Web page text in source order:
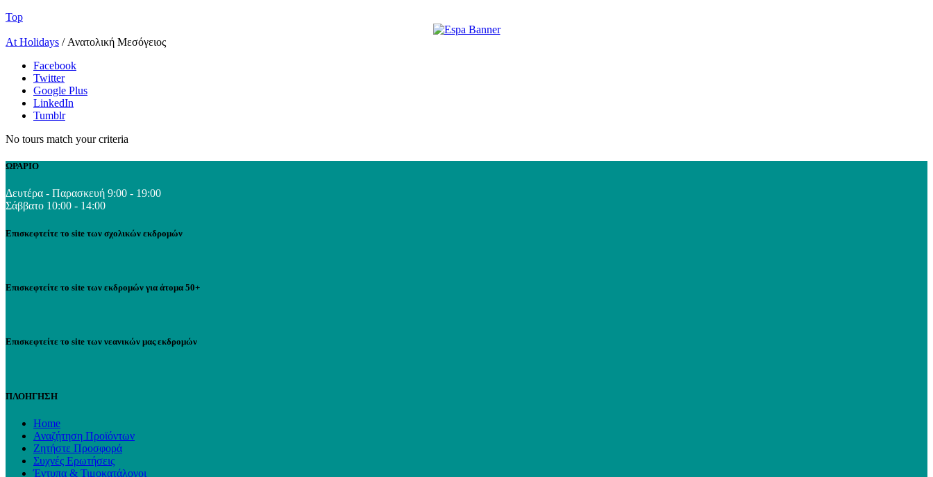
Top
At Holidays / Ανατολική Μεσόγειος
Facebook
Twitter
Google Plus
LinkedIn
Tumblr
No tours match your criteria
ΩΡΑΡΙΟ
Δευτέρα - Παρασκευή 9:00 - 19:00
Σάββατο 10:00 - 14:00
Επισκεφτείτε το site των σχολικών εκδρομών
Επισκεφτείτε το site των εκδρομών για άτομα 50+
Επισκεφτείτε το site των νεανικών μας εκδρομών
ΠΛΟΗΓΗΣΗ
Home
Αναζήτηση Προϊόντων
Ζητήστε Προσφορά
Συχνές Ερωτήσεις
Έντυπα & Τιμοκατάλογοι